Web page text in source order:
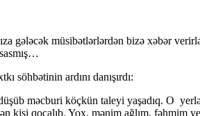
gələcək müsibətlərlərdən bizə xəbər
söhbətinin ardını danışırdı:
məcburi köçkün taleyi yaşadıq. O
kişi qocalıb. Yox, mənim ağlım, fəhmim